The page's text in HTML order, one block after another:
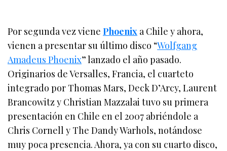
Por segunda vez vienePhoenix a Chile y ahora,
vienen a presentar su último disco “Wolfgang
Amadeus Phoenix” lanzado el año pasado.
Originarios de Versalles, Francia, el cuarteto
integrado por Thomas Mars, Deck D’Arcy, Laurent
Brancowitz y Christian Mazzalai tuvo su primera
presentación en Chile en el 2007 abriéndole a
Chris Cornell y The Dandy Warhols, notándose
muy poca presencia. Ahora, ya con su cuarto disco,